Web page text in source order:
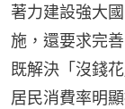
著力建設強大
施，還要求完
既解決「沒錢
居民消費率明顯